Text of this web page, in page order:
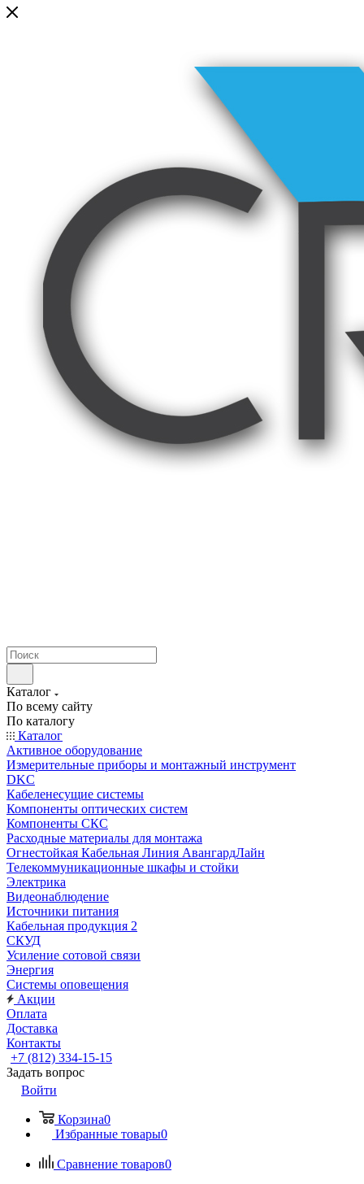
Каталог
По всему сайту
По каталогу
Каталог
Активное оборудование
Измерительные приборы и монтажный инструмент
DKC
Кабеленесущие системы
Компоненты оптических систем
Компоненты СКС
Расходные материалы для монтажа
Огнестойкая Кабельная Линия АвангардЛайн
Телекоммуникационные шкафы и стойки
Электрика
Видеонаблюдение
Источники питания
Кабельная продукция 2
СКУД
Усиление сотовой связи
Энергия
Системы оповещения
Акции
Оплата
Доставка
Контакты
+7 (812) 334-15-15
Задать вопрос
Войти
Корзина0
Избранные товары0
Сравнение товаров0